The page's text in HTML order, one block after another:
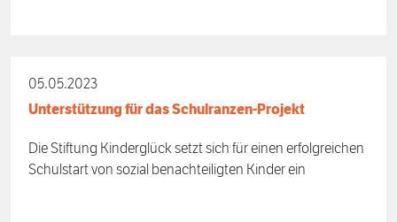
05.05.2023
Unterstützung für das Schulranzen-Projekt
Die Stiftung Kinderglück setzt sich für einen erfolgreichen
Schulstart von sozial benachteiligten Kinder ein